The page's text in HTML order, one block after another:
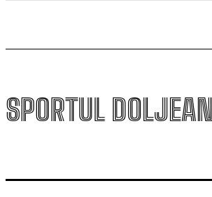
SPORTUL DOLJEAN